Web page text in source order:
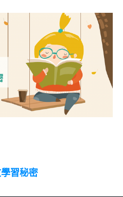
習秘密